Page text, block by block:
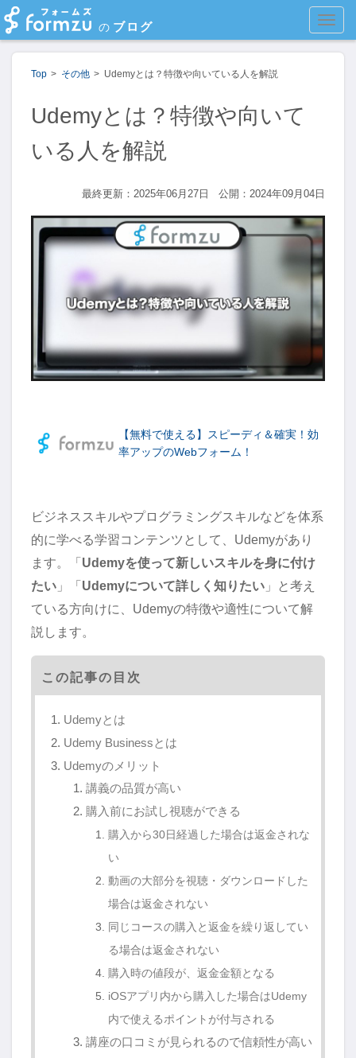
の ブログ
Top その他 Udemyとは？特徴や向いている人を解説
Udemyとは？特徴や向いて
いる人を解説
最終更新：2025年06月27日 公開：2024年09月04日
【無料で使える】スピーディ＆確実！効
率アップのWebフォーム！
ビジネススキルやプログラミングスキルなどを体系
的に学べる学習コンテンツとして、Udemyがあり
ます。「Udemyを使って新しいスキルを身に付け
たい 」「Udemyについて詳しく知りたい 」と考え
ている方向けに、Udemyの特徴や適性について解
説します。
この記事の目次
Udemyとは
Udemy Businessとは
Udemyのメリット
講義の品質が高い
購入前にお試し視聴ができる
購入から30日経過した場合は返金されな
い
動画の大部分を視聴・ダウンロードした
場合は返金されない
同じコースの購入と返金を繰り返してい
る場合は返金されない
購入時の値段が、返金金額となる
iOSアプリ内から購入した場合はUdemy
内で使えるポイントが付与される
講座の口コミが見られるので信頼性が高い